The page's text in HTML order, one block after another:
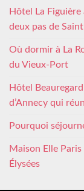
Hôtel La
deux pas de
Où dormir à La
du Vieux-Port
Hôtel
d’Annecy qui
Pourquoi
Maison Elle
Élysées